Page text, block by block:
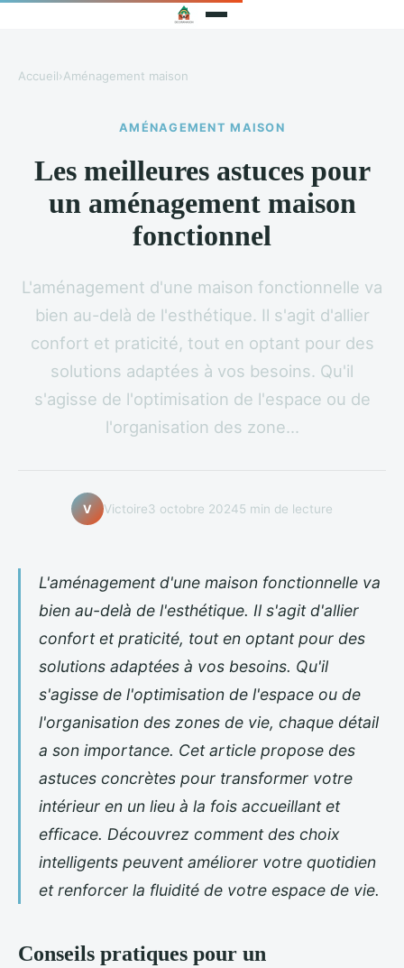
Accueil›Aménagement maison
AMÉNAGEMENT MAISON
Les meilleures astuces pour
un aménagement maison
fonctionnel
L'aménagement d'une maison fonctionnelle va
bien au-delà de l'esthétique. Il s'agit d'allier
confort et praticité, tout en optant pour des
solutions adaptées à vos besoins. Qu'il
s'agisse de l'optimisation de l'espace ou de
l'organisation des zone...
V Victoire3 octobre 20245 min de lecture
L'aménagement d'une maison fonctionnelle va
bien au-delà de l'esthétique. Il s'agit d'allier
confort et praticité, tout en optant pour des
solutions adaptées à vos besoins. Qu'il
s'agisse de l'optimisation de l'espace ou de
l'organisation des zones de vie, chaque détail
a son importance. Cet article propose des
astuces concrètes pour transformer votre
intérieur en un lieu à la fois accueillant et
efficace. Découvrez comment des choix
intelligents peuvent améliorer votre quotidien
et renforcer la fluidité de votre espace de vie.
Conseils pratiques pour un